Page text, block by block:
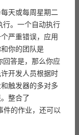
天或每周星期二
行。一个自动执行
严重错误，应用
你的团队是
回答是，那么你应
开发人员根据时
触发器的多对多
整合了
件的作业，还可以